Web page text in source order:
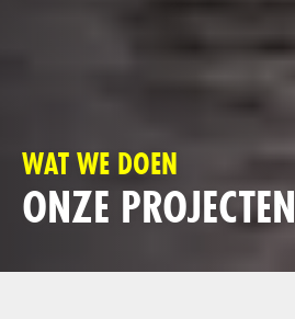
ONZE PROJECTEN
WAT WE DOEN